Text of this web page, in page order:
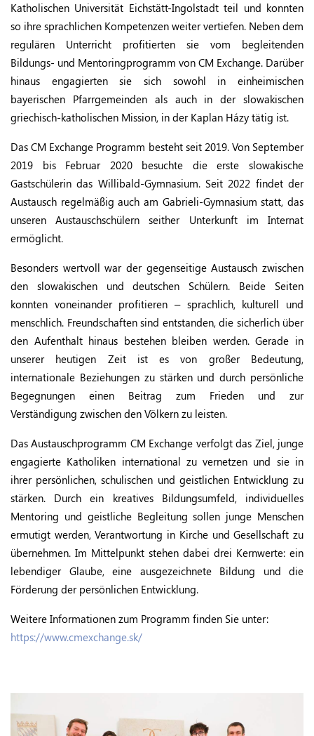
Katholischen Universität Eichstätt-Ingolstadt teil und konnten
so ihre sprachlichen Kompetenzen weiter vertiefen. Neben dem
regulären Unterricht profitierten sie vom begleitenden
Bildungs- und Mentoringprogramm von CM Exchange. Darüber
hinaus engagierten sie sich sowohl in einheimischen
bayerischen Pfarrgemeinden als auch in der slowakischen
griechisch-katholischen Mission, in der Kaplan Házy tätig ist.
Das CM Exchange Programm besteht seit 2019. Von September
2019 bis Februar 2020 besuchte die erste slowakische
Gastschülerin das Willibald-Gymnasium. Seit 2022 findet der
Austausch regelmäßig auch am Gabrieli-Gymnasium statt, das
unseren Austauschschülern seither Unterkunft im Internat
ermöglicht.
Besonders wertvoll war der gegenseitige Austausch zwischen
den slowakischen und deutschen Schülern. Beide Seiten
konnten voneinander profitieren – sprachlich, kulturell und
menschlich. Freundschaften sind entstanden, die sicherlich über
den Aufenthalt hinaus bestehen bleiben werden. Gerade in
unserer heutigen Zeit ist es von großer Bedeutung,
internationale Beziehungen zu stärken und durch persönliche
Begegnungen einen Beitrag zum Frieden und zur
Verständigung zwischen den Völkern zu leisten.
Das Austauschprogramm CM Exchange verfolgt das Ziel, junge
engagierte Katholiken international zu vernetzen und sie in
ihrer persönlichen, schulischen und geistlichen Entwicklung zu
stärken. Durch ein kreatives Bildungsumfeld, individuelles
Mentoring und geistliche Begleitung sollen junge Menschen
ermutigt werden, Verantwortung in Kirche und Gesellschaft zu
übernehmen. Im Mittelpunkt stehen dabei drei Kernwerte: ein
lebendiger Glaube, eine ausgezeichnete Bildung und die
Förderung der persönlichen Entwicklung.
Weitere Informationen zum Programm finden Sie unter:
https://www.cmexchange.sk/